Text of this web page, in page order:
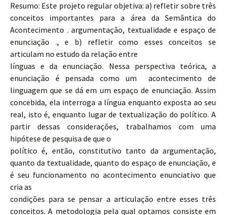
Resumo: Este projeto regular objetiva: a) refletir sobre três
conceitos importantes para a área da Semântica do
Acontecimento . argumentação, textualidade e espaço de
enunciação ., e b) refletir como esses conceitos se
articulam no estudo da relação entre
línguas e da enunciação. Nessa perspectiva teórica, a
enunciação é pensada como um acontecimento de
linguagem que se dá em um espaço de enunciação. Assim
concebida, ela interroga a língua enquanto exposta ao seu
real, isto é, enquanto lugar de textualização do político. A
partir dessas considerações, trabalhamos com uma
hipótese de pesquisa de que o
político é, então, constitutivo tanto da argumentação,
quanto da textualidade, quanto do espaço de enunciação, e
é seu funcionamento no acontecimento enunciativo que
cria as
condições para se pensar a articulação entre esses três
conceitos. A metodologia pela qual optamos consiste em